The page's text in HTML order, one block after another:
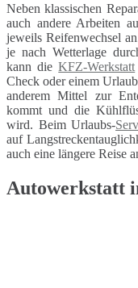
Neben klassischen
auch andere Arbeiten
jeweils Reifenwechsel
je nach Wetterlage
kann dieKFZ-Werkstatt
Check oder einem
anderem Mittel zur
kommt und die
wird. Beim Urlaubs-
auf
auch eine längere Reise
Autowerkstatt